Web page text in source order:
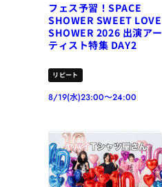
フェス予習！SPACE
SHOWER SWEET LOVE
SHOWER 2026 出演アー
ティスト特集 DAY2
リピート
8/19(水)23:00～24:00